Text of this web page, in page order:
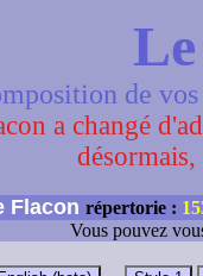
de
a changé
Flacon répertorie :
Vous pouvez